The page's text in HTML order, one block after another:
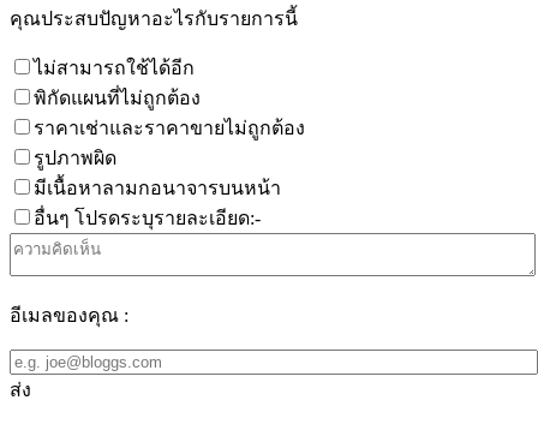
คุณประสบปัญหาอะไรกับรายการนี้
ไม่สามารถใช้ได้อีก
พิกัดแผนที่ไม่ถูกต้อง
ราคาเช่าและราคาขายไม่ถูกต้อง
รูปภาพผิด
มีเนื้อหาลามกอนาจารบนหน้า
อื่นๆ โปรดระบุรายละเอียด:-
อีเมลของคุณ :
ส่ง